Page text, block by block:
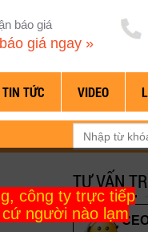
báo giá
giá ngay »
TIN TỨC VIDEO
TƯ VẤN
công ty trực tiếp
người nào lạm